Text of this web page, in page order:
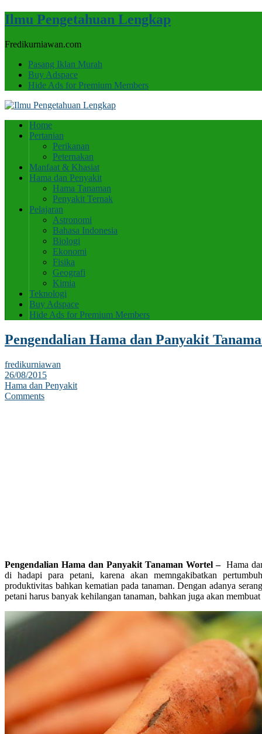
Ilmu Pengetahuan Lengkap
Fredikurniawan.com
Pasang Iklan Murah
Buy Adspace
Hide Ads for Premium Members
Home
Pertanian
Perikanan
Peternakan
Manfaat & Khasiat
Hama dan Penyakit
Hama Tanaman
Penyakit Ternak
Pelajaran
Astronomi
Bahasa Indonesia
Biologi
Ekonomi
Fisika
Geografi
Kimia
Teknologi
Buy Adspace
Hide Ads for Premium Members
Pengendalian Hama dan Panyakit
fredikurniawan
26/08/2015
Hama dan Penyakit
Comments
Pengendalian Hama dan Panyakit Tanaman Wortel – Hama
di hadapi para petani, karena akan memngakibatkan
produktivitas bahkan kematian pada tanaman. Dengan adanya
petani harus banyak kehilangan tanaman, bahkan juga akan